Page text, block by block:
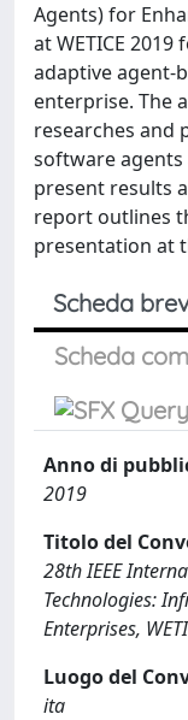
Agents) for
at WETICE
adaptive agent-
enterprise. The
researches and
software
present results
report outlines
presentation at
Scheda
Scheda
Anno di
2019
Titolo del
28th IEEE
Technologies:
Enterprises,
Luogo del
ita